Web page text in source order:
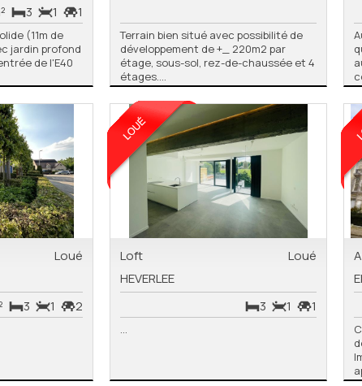
1
1
3
(11m de
jardin profond
de l'E40
Terrain bien situé avec possibilité de
développement de +_ 220m2 par
étage, sous-sol, rez-de-chaussée et 4
étages....
Loué
2
1
3
Loft
Loué
HEVERLEE
1
1
3
...